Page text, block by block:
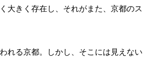
大きく存在し、それがまた、京都のス
れる京都。しかし、そこには見えない